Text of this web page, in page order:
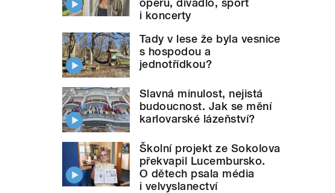
operu, divadlo, sport
i koncerty
Tady v lese že byla vesnice
s hospodou a
jednotřídkou?
Slavná minulost, nejistá
budoucnost. Jak se mění
karlovarské lázeňství?
Školní projekt ze Sokolova
překvapil Lucembursko.
O dětech psala média
i velvyslanectví